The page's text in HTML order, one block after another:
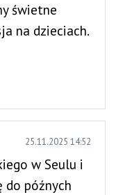
świetne
na dzieciach.
25.11.2025 14:52
w Seulu i
do późnych